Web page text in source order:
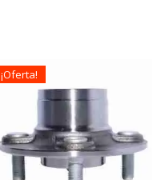
¡Oferta!